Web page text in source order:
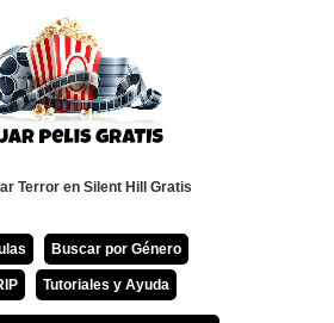
Terror en Silent Hill Gratis
Buscar por Género
Tutoriales y Ayuda